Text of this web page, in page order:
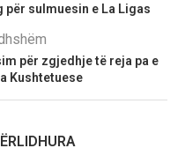
sulmuesin e La Ligas
për zgjedhje të reja pa e
Kushtetuese